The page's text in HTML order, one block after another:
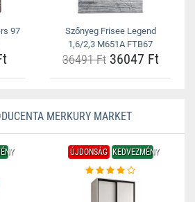
97
Szőnyeg Frisee Legend
1,6/2,3 M651A FTB67
36491 Ft36047 Ft
MERKURY MARKET
ÚJDONSÁG KEDVEZMÉNY